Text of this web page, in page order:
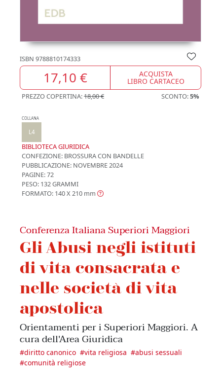
ISBN 9788810174333
17,10 € ACQUISTA
LIBRO CARTACEO
PREZZO COPERTINA:18,00 € SCONTO:5%
COLLANA
L4
BIBLIOTECA GIURIDICA
CONFEZIONE: BROSSURA CON BANDELLE
PUBBLICAZIONE: NOVEMBRE 2024
PAGINE: 72
PESO: 132 GRAMMI
FORMATO: 140 X 210 mm
Conferenza Italiana Superiori Maggiori
Gli Abusi negli istituti
di vita consacrata e
nelle società di vita
apostolica
Orientamenti per i Superiori Maggiori. A
cura dell'Area Giuridica
#diritto canonico #vita religiosa #abusi sessuali
#comunità religiose